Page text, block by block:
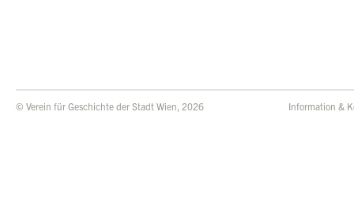
© Verein für Geschichte der Stadt Wien, 2026 Information &